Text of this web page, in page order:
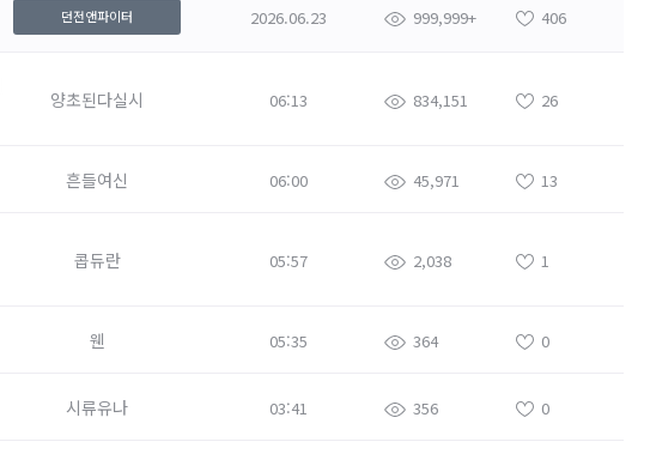
던전앤파이터 2026.06.23 999,999+ 406
양초된다실시 06:13 834,151 26
흔들여신 06:00 45,971 13
콥듀란 05:57 2,038 1
웬 05:35 364 0
시류유나 03:41 356 0